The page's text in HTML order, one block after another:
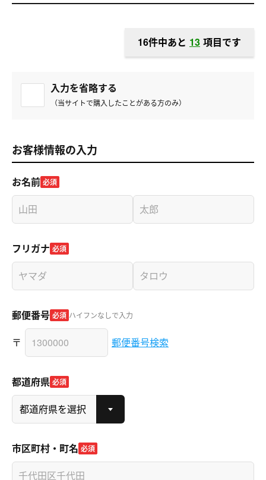
16件中あと 13 項目です
入力を省略する
（当サイトで購入したことがある方のみ）
お客様情報の入力
お名前 必須
フリガナ 必須
郵便番号 必須 ハイフンなしで入力
〒 郵便番号検索
都道府県 必須
市区町村・町名 必須